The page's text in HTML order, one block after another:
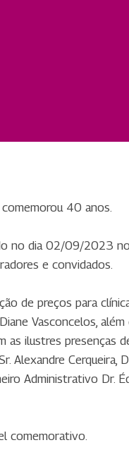
40 anos.
no dia 02/09/2023
e convidados.
de preços para
Vasconcelos,
as ilustres presenças
Alexandre
Administrativo Dr.
comemorativo.